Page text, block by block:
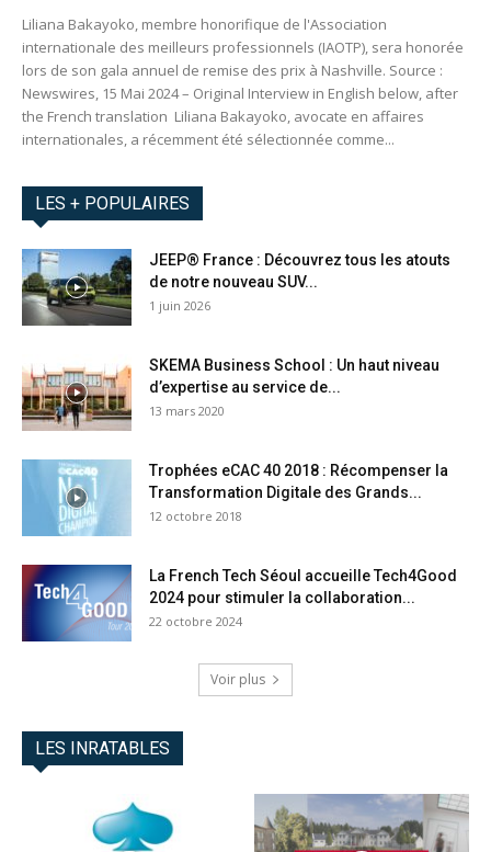
Liliana Bakayoko, membre honorifique de l'Association
internationale des meilleurs professionnels (IAOTP), sera honorée
lors de son gala annuel de remise des prix à Nashville. Source :
Newswires, 15 Mai 2024 – Original Interview in English below, after
the French translation Liliana Bakayoko, avocate en affaires
internationales, a récemment été sélectionnée comme...
LES + POPULAIRES
JEEP® France : Découvrez tous les atouts
de notre nouveau SUV...
1 juin 2026
SKEMA Business School : Un haut niveau
d’expertise au service de...
13 mars 2020
Trophées eCAC 40 2018 : Récompenser la
Transformation Digitale des Grands...
12 octobre 2018
La French Tech Séoul accueille Tech4Good
2024 pour stimuler la collaboration...
22 octobre 2024
Voir plus
LES INRATABLES